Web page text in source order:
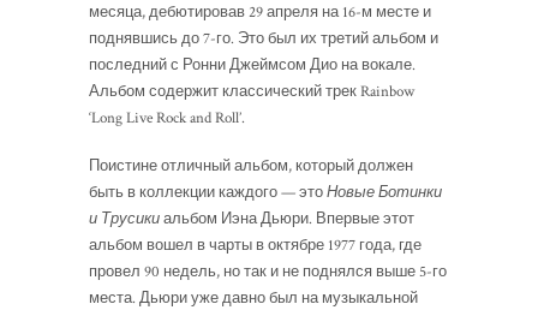
месяца, дебютировав 29 апреля на 16-м месте и
поднявшись до 7-го. Это был их третий альбом и
последний с Ронни Джеймсом Дио на вокале.
Альбом содержит классический трек Rainbow
‘Long Live Rock and Roll’.
Поистине отличный альбом, который должен
быть в коллекции каждого — этоНовые Ботинки
и Трусикиальбом Иэна Дьюри. Впервые этот
альбом вошел в чарты в октябре 1977 года, где
провел 90 недель, но так и не поднялся выше 5-го
места. Дьюри уже давно был на музыкальной